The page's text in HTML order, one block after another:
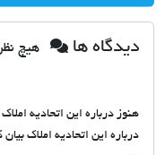
دیدگاه ها هیچ
هنوز درباره این اتحادیه
درباره این اتحادیه املاک بیان